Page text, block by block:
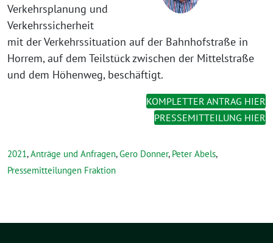
Verkehrsplanung und
Verkehrssicherheit
mit der Verkehrssituation auf der Bahnhofstraße in
Horrem, auf dem Teilstück zwischen der Mittelstraße
und dem Höhenweg, beschäftigt.
KOMPLETTER ANTRAG HIER
PRESSEMITTEILUNG HIER
2021,Anträge und Anfragen,Gero Donner, Peter Abels,
Pressemitteilungen Fraktion